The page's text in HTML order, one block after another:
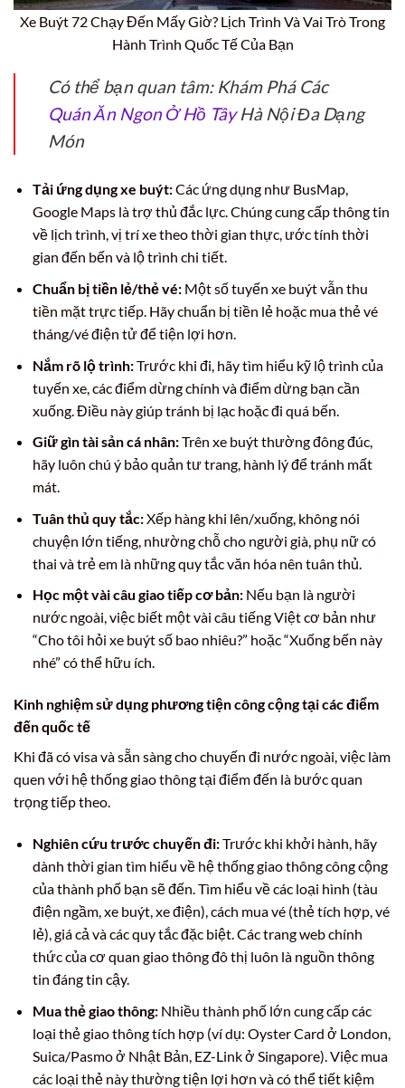
Xe Buýt 72 Chạy Đến Mấy Giờ? Lịch Trình Và Vai Trò Trong
Hành Trình Quốc Tế Của Bạn
Có thể bạn quan tâm: Khám Phá Các
Quán Ăn Ngon Ở Hồ TâyHà Nội Đa Dạng
Món
Tải ứng dụng xe buýt:Các ứng dụng như BusMap,
Google Maps là trợ thủ đắc lực. Chúng cung cấp thông tin
về lịch trình, vị trí xe theo thời gian thực, ước tính thời
gian đến bến và lộ trình chi tiết.
Chuẩn bị tiền lẻ/thẻ vé:Một số tuyến xe buýt vẫn thu
tiền mặt trực tiếp. Hãy chuẩn bị tiền lẻ hoặc mua thẻ vé
tháng/vé điện tử để tiện lợi hơn.
Nắm rõ lộ trình:Trước khi đi, hãy tìm hiểu kỹ lộ trình của
tuyến xe, các điểm dừng chính và điểm dừng bạn cần
xuống. Điều này giúp tránh bị lạc hoặc đi quá bến.
Giữ gìn tài sản cá nhân:Trên xe buýt thường đông đúc,
hãy luôn chú ý bảo quản tư trang, hành lý để tránh mất
mát.
Tuân thủ quy tắc:Xếp hàng khi lên/xuống, không nói
chuyện lớn tiếng, nhường chỗ cho người già, phụ nữ có
thai và trẻ em là những quy tắc văn hóa nên tuân thủ.
Học một vài câu giao tiếp cơ bản:Nếu bạn là người
nước ngoài, việc biết một vài câu tiếng Việt cơ bản như
“Cho tôi hỏi xe buýt số bao nhiêu?” hoặc “Xuống bến này
nhé” có thể hữu ích.
Kinh nghiệm sử dụng phương tiện công cộng tại các điểm
đến quốc tế
Khi đã có visa và sẵn sàng cho chuyến đi nước ngoài, việc làm
quen với hệ thống giao thông tại điểm đến là bước quan
trọng tiếp theo.
Nghiên cứu trước chuyến đi:Trước khi khởi hành, hãy
dành thời gian tìm hiểu về hệ thống giao thông công cộng
của thành phố bạn sẽ đến. Tìm hiểu về các loại hình (tàu
điện ngầm, xe buýt, xe điện), cách mua vé (thẻ tích hợp, vé
lẻ), giá cả và các quy tắc đặc biệt. Các trang web chính
thức của cơ quan giao thông đô thị luôn là nguồn thông
tin đáng tin cậy.
Mua thẻ giao thông:Nhiều thành phố lớn cung cấp các
loại thẻ giao thông tích hợp (ví dụ: Oyster Card ở London,
Suica/Pasmo ở Nhật Bản, EZ-Link ở Singapore). Việc mua
các loại thẻ này thường tiện lợi hơn và có thể tiết kiệm